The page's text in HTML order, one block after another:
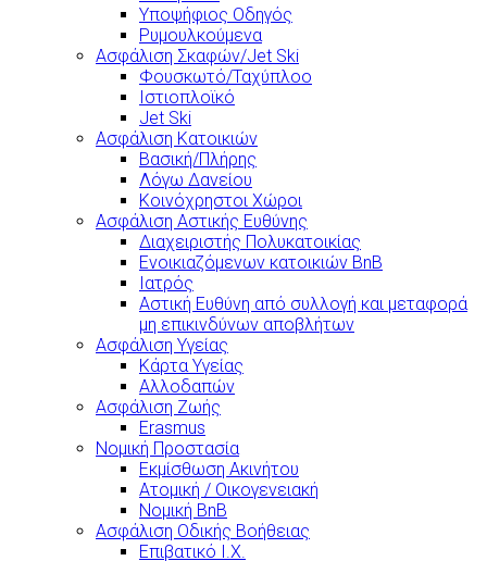
Υποψήφιος Οδηγός
Ρυμουλκούμενα
Ασφάλιση Σκαφών/Jet Ski
Φουσκωτό/Ταχύπλοο
Ιστιοπλοϊκό
Jet Ski
Ασφάλιση Κατοικιών
Βασική/Πλήρης
Λόγω Δανείου
Κοινόχρηστοι Χώροι
Ασφάλιση Αστικής Ευθύνης
Διαχειριστής Πολυκατοικίας
Ενοικιαζόμενων κατοικιών BnB
Ιατρός
Αστική Ευθύνη από συλλογή και μεταφορά
μη επικινδύνων αποβλήτων
Ασφάλιση Υγείας
Κάρτα Υγείας
Αλλοδαπών
Ασφάλιση Ζωής
Erasmus
Νομική Προστασία
Εκμίσθωση Ακινήτου
Ατομική / Οικογενειακή
Νομική BnB
Ασφάλιση Οδικής Βοήθειας
Επιβατικό Ι.Χ.